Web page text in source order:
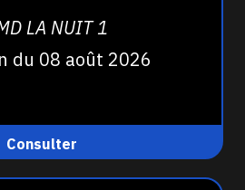
LA NUIT 1
du 08 août 2026
Consulter